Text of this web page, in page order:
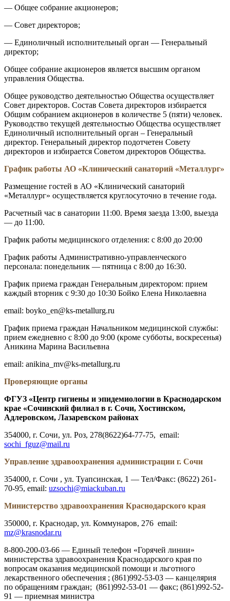
— Общее собрание акционеров;
— Совет директоров;
— Единоличный исполнительный орган — Генеральный
директор;
Общее собрание акционеров является высшим органом
управления Общества.
Общее руководство деятельностью Общества осуществляет
Совет директоров. Состав Совета директоров избирается
Общим собранием акционеров в количестве 5 (пяти) человек.
Руководство текущей деятельностью Общества осуществляет
Единоличный исполнительный орган – Генеральный
директор. Генеральный директор подотчетен Совету
директоров и избирается Советом директоров Общества.
График работы АО «Клинический санаторий «Металлург»
Размещение гостей в АО «Клинический санаторий
«Металлург» осуществляется круглосуточно в течение года.
Расчетный час в санатории 11:00. Время заезда 13:00, выезда
— до 11:00.
График работы медицинского отделения: с 8:00 до 20:00
График работы Административно-управленческого
персонала: понедельник — пятница с 8:00 до 16:30.
График приема граждан Генеральным директором: прием
каждый вторник с 9:30 до 10:30 Бойко Елена Николаевна
email: boyko_en@ks-metallurg.ru
График приема граждан Начальником медицинской службы:
прием ежедневно с 8:00 до 9:00 (кроме субботы, воскресенья)
Аникина Марина Васильевна
email: anikina_mv@ks-metallurg.ru
Проверяющие органы
ФГУЗ «Центр гигиены и эпидемиологии в Краснодарском
крае «Сочинский филиал в г. Сочи, Хостинском,
Адлеровском, Лазаревском районах
354000, г. Сочи, ул. Роз, 278(8622)64-77-75, email:
sochi_fguz@mail.ru
Управление здравоохранения администрации г. Сочи
354000, г. Сочи , ул. Туапсинская, 1 — Тел/Факс: (8622) 261-
70-95, email: uzsochi@miackuban.ru
Министерство здравоохранения Краснодарского края
350000, г. Краснодар, ул. Коммунаров, 276 email:
mz@krasnodar.ru
8-800-200-03-66 — Единый телефон «Горячей линии»
министерства здравоохранения Краснодарского края по
вопросам оказания медицинской помощи и льготного
лекарственного обеспечения ; (861)992-53-03 — канцелярия
по обращениям граждан; (861)992-53-01 — факс; (861)992-52-
91 — приемная министра